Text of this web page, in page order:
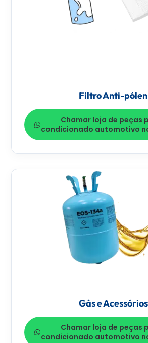
Filtro Anti-pólen
Chamar loja de peças
condicionado automotivo
Gás e Acessórios
Chamar loja de peças
condicionado automotivo